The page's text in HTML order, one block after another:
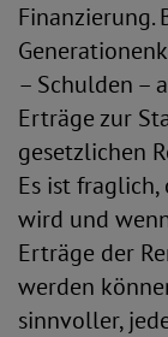
Finanzierung.
– Schulden –
Erträge zur
gesetzlichen
Es ist
wird und
Erträge der
werden
sinnvoller,